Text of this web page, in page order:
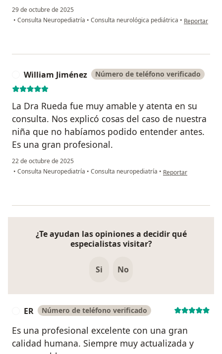
29 de octubre de 2025
• Consulta Neuropediatría • Consulta neurológica pediátrica • en opinión
Reportar
William Jiménez Número de teléfono verificado
La Dra Rueda fue muy amable y atenta en su
consulta. Nos explicó cosas del caso de nuestra
niña que no habíamos podido entender antes.
Es una gran profesional.
22 de octubre de 2025
• Consulta Neuropediatría • Consulta neuropediatría • en opinión del
Reportar
¿Te ayudan las opiniones a decidir qué
especialistas visitar?
Si No
ER Número de teléfono verificado
Es una profesional excelente con una gran
calidad humana. Siempre muy actualizada y